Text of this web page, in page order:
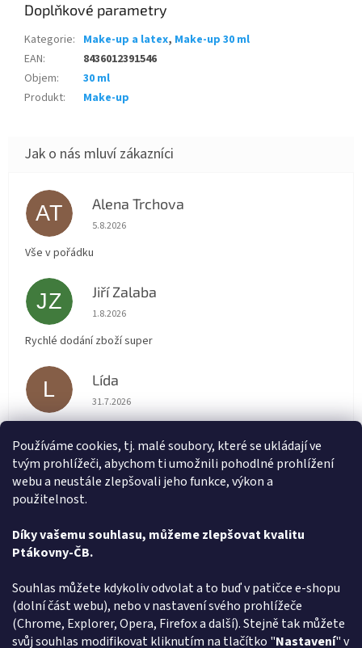
Používáme cookies, tj. malé soubory, které se ukládají ve
tvým prohlížeči, abychom ti umožnili pohodlné prohlížení
webu a neustále zlepšovali jeho funkce, výkon a
použitelnost.
Díky vašemu souhlasu, můžeme zlepšovat kvalitu
Ptákovny-ČB.
Souhlas můžete kdykoliv odvolat a to buď v patičce e-shopu
(dolní část webu), nebo v nastavení svého prohlížeče
(Chrome, Explorer, Opera, Firefox a další). Stejně tak můžete
svůj souhlas modifikovat kliknutím na tlačítko "Nastavení" v
Doplňkové parametry
Kategorie: Make-up a latex, Make-up 30 ml
EAN:
8436012391546
Objem:
30 ml
Produkt: Make-up
AT Alena Trchova
Hodnocení obchodu je 5 z 5 hvězdiček.
5.8.2026
Vše v pořádku
JZ Jiří Zalaba
Hodnocení obchodu je 5 z 5 hvězdiček.
1.8.2026
Rychlé dodání zboží super
L Lída
Hodnocení obchodu je 5 z 5 hvězdiček.
31.7.2026
RS renata svačinová
Hodnocení obchodu je 5 z 5 hvězdiček.
31.7.2026
Způsob ověřování recenzí